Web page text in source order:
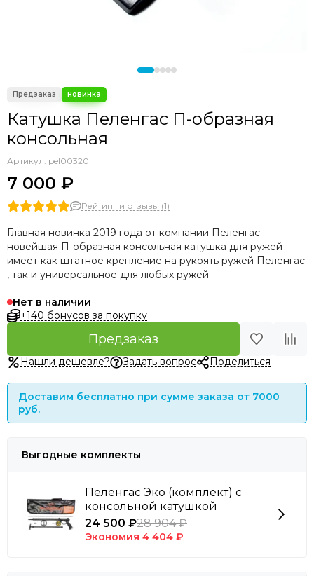
Катушка Пеленгас П-образная
консольная
Артикул: pel00320
7 000 ₽
Рейтинг и отзывы (1)
Главная новинка 2019 года от компании Пеленгас -
новейшая П-образная консольная катушка для ружей
имеет как штатное крепление на рукоять ружей Пеленгас
, так и универсальное для любых ружей
Нет в наличии
+140 бонусов за покупку
Предзаказ
Нашли дешевле? Задать вопрос Поделиться
Доставим бесплатно при сумме заказа от 7000
руб.
Выгодные комплекты
Пеленгас Эко (комплект) с
консольной катушкой
24 500 ₽28 904 ₽
Экономия 4 404 ₽